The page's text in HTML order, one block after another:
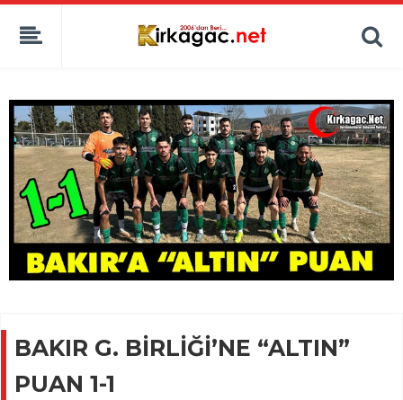
BAKIR G. BİRLİĞİ’NE “ALTIN”
PUAN 1-1